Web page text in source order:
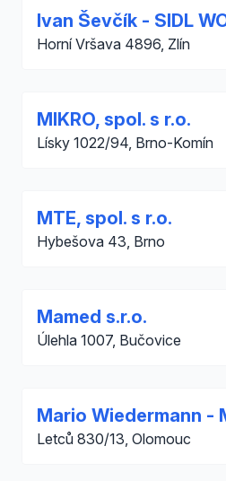
Ivan Ševčík - SIDL
Horní Vršava 4896, Zlín
MIKRO, spol. s r.o.
Lísky 1022/94, Brno-Komín
MTE, spol. s r.o.
Hybešova 43, Brno
Mamed s.r.o.
Úlehla 1007, Bučovice
Mario Wiedermann -
Letců 830/13, Olomouc